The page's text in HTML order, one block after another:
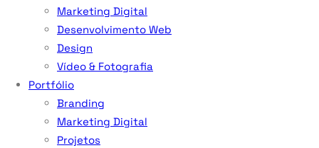
Marketing Digital
Desenvolvimento Web
Design
Vídeo & Fotografia
Portfólio
Branding
Marketing Digital
Projetos